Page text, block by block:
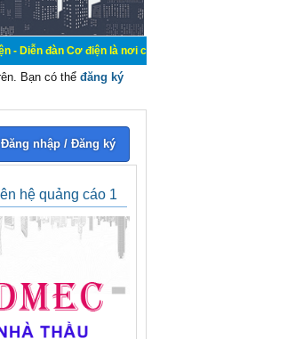
Cơ điện là nơi chia sẽ kiến thức kinh nghiệm trong
Bạn có thể đăng ký
Đăng nhập / Đăng ký
hệ quảng cáo 1